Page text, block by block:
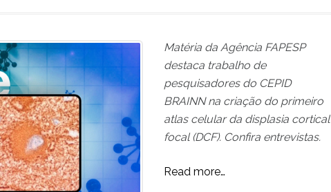
Matéria da Agência FAPESP
destaca trabalho de
pesquisadores do CEPID
BRAINN na criação do primeiro
atlas celular da displasia cortical
focal (DCF). Confira entrevistas.
Read more…